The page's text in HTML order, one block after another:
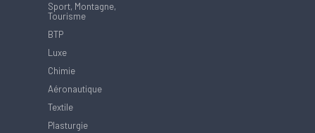
Sport, Montagne,
Tourisme
BTP
Luxe
Chimie
Aéronautique
Textile
Plasturgie